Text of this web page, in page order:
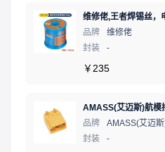
品牌
维修佬
封装
-
￥ 235
品牌
AMASS(艾迈
封装
-